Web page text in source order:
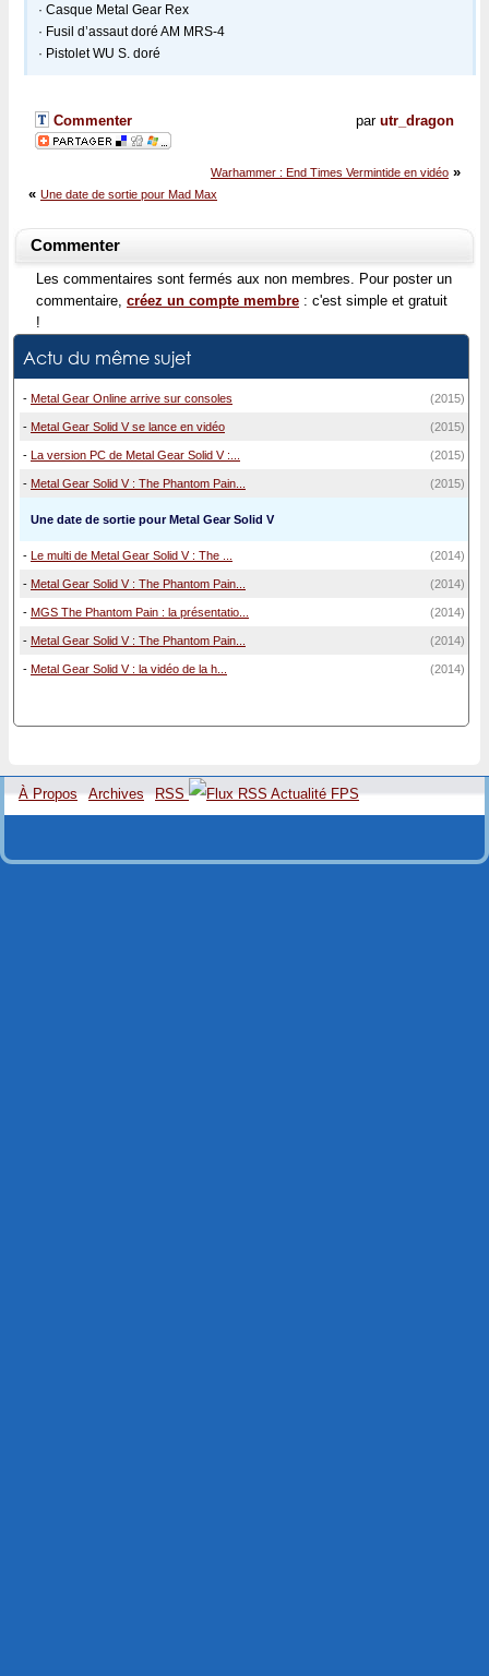
· Casque Metal Gear Rex
· Fusil d’assaut doré AM MRS-4
· Pistolet WU S. doré
par utr_dragon
Commenter
Warhammer : End Times Vermintide en vidéo »
« Une date de sortie pour Mad Max
Commenter
Les commentaires sont fermés aux non membres. Pour poster un
commentaire, créez un compte membre : c'est simple et gratuit
!
Actu du même sujet
- Metal Gear Online arrive sur consoles (2015)
- Metal Gear Solid V se lance en vidéo (2015)
- La version PC de Metal Gear Solid V :... (2015)
- Metal Gear Solid V : The Phantom Pain... (2015)
Une date de sortie pour Metal Gear Solid V
- Le multi de Metal Gear Solid V : The ... (2014)
- Metal Gear Solid V : The Phantom Pain... (2014)
- MGS The Phantom Pain : la présentatio... (2014)
- Metal Gear Solid V : The Phantom Pain... (2014)
- Metal Gear Solid V : la vidéo de la h... (2014)
À Propos Archives RSS